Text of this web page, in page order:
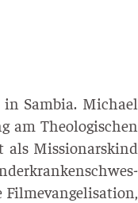
Sam­bia. Micha­el
am Theo­lo­gi­schen
als Mis­sio­nars­kind
Fil­me­van­ge­li­sa­ti­on,